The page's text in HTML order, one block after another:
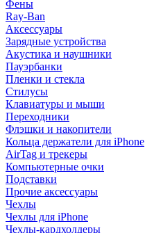
Фены
Ray-Ban
Аксессуары
Зарядные устройства
Акустика и наушники
Пауэрбанки
Пленки и стекла
Стилусы
Клавиатуры и мыши
Переходники
Флэшки и накопители
Кольца держатели для iPhone
AirTag и трекеры
Компьютерные очки
Подставки
Прочие аксессуары
Чехлы
Чехлы для iPhone
Чехлы-кардхолдеры